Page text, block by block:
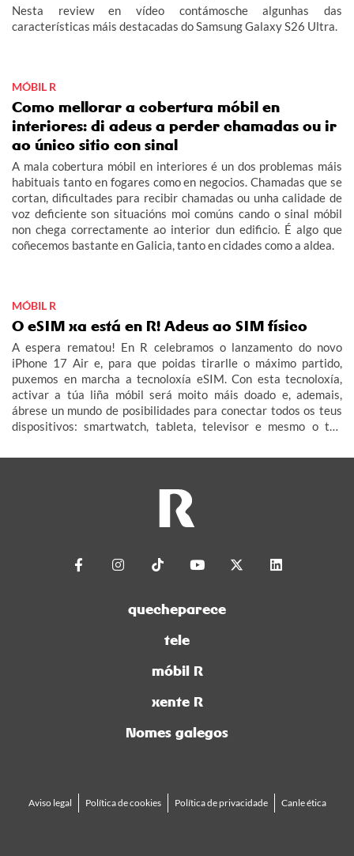
Nesta review en vídeo contámosche algunhas das
características máis destacadas do Samsung Galaxy S26 Ultra.
MÓBIL R
Como mellorar a cobertura móbil en
interiores: di adeus a perder chamadas ou ir
ao único sitio con sinal
A mala cobertura móbil en interiores é un dos problemas máis
habituais tanto en fogares como en negocios. Chamadas que se
cortan, dificultades para recibir chamadas ou unha calidade de
voz deficiente son situacións moi comúns cando o sinal móbil
non chega correctamente ao interior dun edificio. É algo que
coñecemos bastante en Galicia, tanto en cidades como a aldea.
MÓBIL R
O eSIM xa está en R! Adeus ao SIM físico
A espera rematou! En R celebramos o lanzamento do novo
iPhone 17 Air e, para que poidas tirarlle o máximo partido,
puxemos en marcha a tecnoloxía eSIM. Con esta tecnoloxía,
activar a túa liña móbil será moito máis doado e, ademais,
ábrese un mundo de posibilidades para conectar todos os teus
dispositivos: smartwatch, tableta, televisor e mesmo o teu
quecheparece
tele
móbil R
xente R
Nomes galegos
Aviso legal Política de cookies Política de privacidade Canle ética